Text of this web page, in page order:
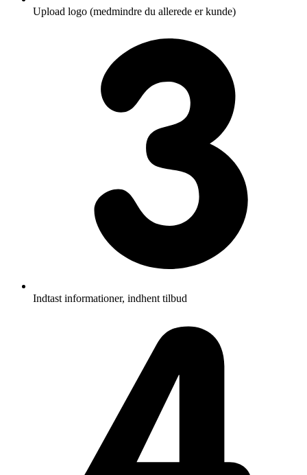
Upload logo (medmindre du allerede er kunde)
Indtast informationer, indhent tilbud